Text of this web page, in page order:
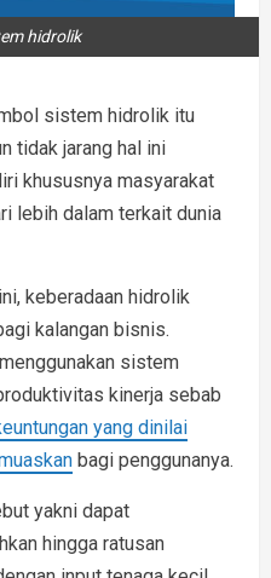
hidrolik
sistem hidrolik itu
tidak jarang hal ini
khususnya masyarakat
lebih dalam terkait dunia
keberadaan hidrolik
kalangan bisnis.
sistem
kinerja sebab
yang dinilai
bagi penggunanya.
yakni dapat
hingga ratusan